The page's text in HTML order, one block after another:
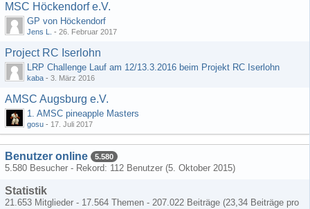
MSC Höckendorf e.V.
GP von Höckendorf
Jens L. - 26. Februar 2017
Project RC Iserlohn
LRP Challenge Lauf am 12/13.3.2016 beim Projekt RC Iserlohn
kaba - 3. März 2016
AMSC Augsburg e.V.
1. AMSC pineapple Masters
gosu - 17. Juli 2017
Benutzer online 5.580
5.580 Besucher - Rekord: 112 Benutzer (5. Oktober 2015)
Statistik
21.653 Mitglieder - 17.564 Themen - 207.022 Beiträge (23,34 Beiträge pro